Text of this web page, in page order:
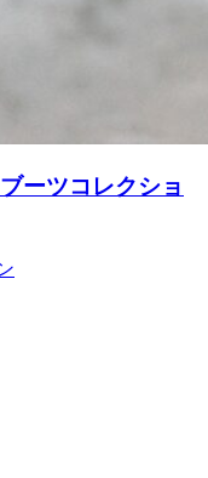
ーツコレクショ